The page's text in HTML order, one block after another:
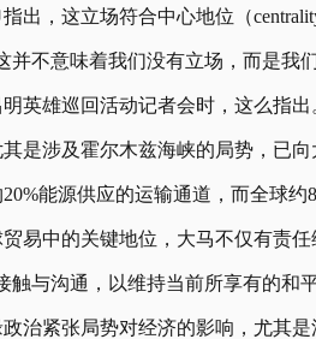
出，这立场符合中心地位（
并不意味着我们没有立场，而是我
英雄巡回活动记者会时，这么指出
是涉及霍尔木兹海峡的局势，已
能源供应的运输通道，而全球约
易中的关键地位，大马不仅有责
触与沟通，以维持当前所享有的和
治紧张局势对经济的影响，尤其是